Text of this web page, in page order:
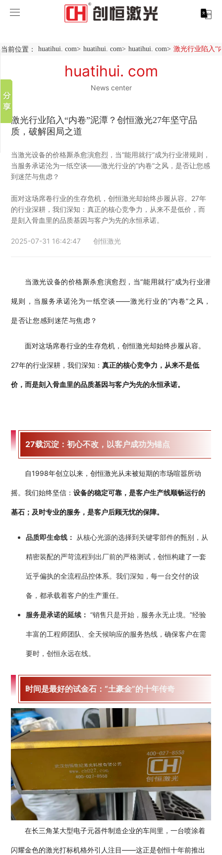
huatihui. com
huatihui. com-中国有限公司
光纤激光打标机
CO2激光打标机
CX-3D系列激光打标机
EM-Smart 系列
激光切割系列
大幅激光切割机
创恒激光CX-CE-1500手持焊接机_激光焊接机
电机定转子铁芯单工位激光焊接机
创恒激光双头双工位铁芯激光焊接机
新能源汽车零配件激光焊接机
激光智能生产线
新能源电机转子铁芯自动检测压铆产线
创恒激光清洗机
激光加工服务
电机定转子铁芯快速打样加工服务
行业解决方案
轨道交通行业激光智能加工解决方案
眼镜行业
水暖洁具行业
礼品定制
家电行业
模具制造行业中激光加工设备解决方案
创客说
服务支持
走进创恒
加入创恒
huatihui. com
展会活动
行业动态
底部导航
当前位置： huatihui. com> huatihui. com> huatihui. com> 激光行业陷入“
huatihui. com
News center
激光行业陷入“内卷”泥潭？创恒激光27年坚守品
质，破解困局之道
当激光设备的价格厮杀愈演愈烈，当“能用就行”成为行业潜规则，
当服务承诺沦为一纸空谈——激光行业的“内卷”之风，是否让您感
到迷茫与焦虑？
面对这场席卷行业的生存危机，创恒激光却始终步履从容。27年
的行业深耕，我们深知：真正的核心竞争力，从来不是低价，而
是刻入骨血里的品质基因与客户为先的永恒承诺。
2025-07-31 16:42:47 创恒激光
当激光设备的价格厮杀愈演愈烈，当“能用就行”成为行业潜
规则，当服务承诺沦为一纸空谈——激光行业的“内卷”之风，
是否让您感到迷茫与焦虑？
面对这场席卷行业的生存危机，创恒激光却始终步履从容。
27年的行业深耕，我们深知：真正的核心竞争力，从来不是低
价，而是刻入骨血里的品质基因与客户为先的永恒承诺。
27载沉淀：初心不改，以客户成功为锚点
自1998年创立以来，创恒激光从未被短期的市场喧嚣所动
摇。我们始终坚信：设备的稳定可靠，是客户生产线顺畅运行的
基石；及时专业的服务，是客户后顾无忧的保障。
品质即生命线： 从核心光源的选择到关键零部件的甄别，从
精密装配的严苛流程到出厂前的严格测试，创恒构建了一套
近乎偏执的全流程品控体系。我们深知，每一台交付的设
备，都承载着客户的生产重任。
服务是承诺的延续： “销售只是开始，服务永无止境。”经验
丰富的工程师团队、全天候响应的服务热线，确保客户在需
要时，创恒永远在线。
时间是最好的试金石：“土豪金”的十年传奇
在长三角某大型电子元器件制造企业的车间里，一台喷涂着
闪耀金色的激光打标机格外引人注目——这正是创恒十年前推出
豆瓣
QQ好友